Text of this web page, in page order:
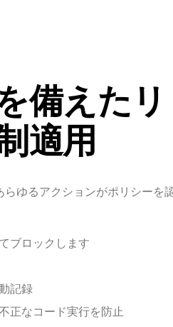
備えたリ
適用
ゆるアクションがポリシーを
ブロックします
記録
正なコード実行を防止